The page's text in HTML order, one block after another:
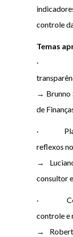
controle
Temas
·
→ Brunno
de
·
reflexos
→
consultor
·
controle e
→